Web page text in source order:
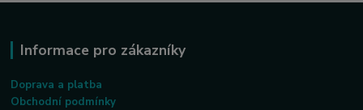
Informace pro zákazníky
Doprava a platba
Obchodní podmínky